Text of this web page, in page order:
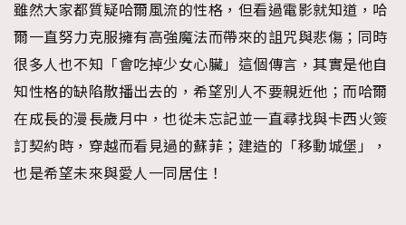
雖然大家都質疑哈爾風流的性格，但看過電影就知道，哈
爾一直努力克服擁有高強魔法而帶來的詛咒與悲傷；同時
很多人也不知「會吃掉少女心臟」這個傳言，其實是他自
知性格的缺陷散播出去的，希望別人不要親近他；而哈爾
在成長的漫長歲月中，也從未忘記並一直尋找與卡西火簽
訂契約時，穿越而看見過的蘇菲；建造的「移動城堡」，
也是希望未來與愛人一同居住！